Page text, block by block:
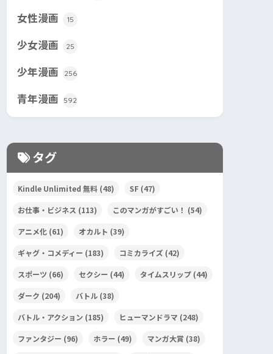
女性漫画 15
少女漫画 25
少年漫画 256
青年漫画 592
タグ
Kindle Unlimited 無料 (48) SF (47)
お仕事・ビジネス (113) このマンガがすごい！ (54)
アニメ化 (61) オカルト (39)
ギャグ・コメディー (183) コミカライズ (42)
スポーツ (66) セクシー (44) タイムスリップ (44)
ダーク (204) バトル (38)
バトル・アクション (185) ヒューマンドラマ (248)
ファンタジー (96) ホラー (49) マンガ大賞 (38)